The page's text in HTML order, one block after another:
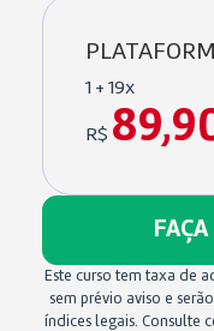
1 + 19x
R$
Este curso tem taxa de
sem prévio aviso e
índices legais. Consulte